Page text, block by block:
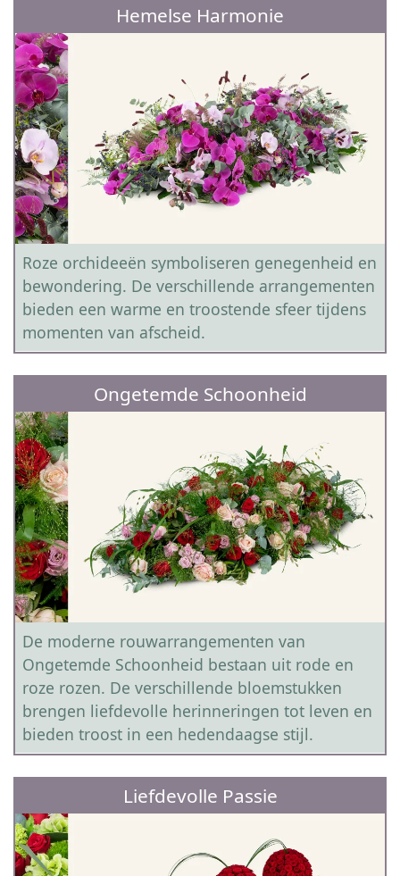
Hemelse Harmonie
Roze orchideeën symboliseren genegenheid en
bewondering. De verschillende arrangementen
bieden een warme en troostende sfeer tijdens
momenten van afscheid.
Ongetemde Schoonheid
De moderne rouwarrangementen van
Ongetemde Schoonheid bestaan uit rode en
roze rozen. De verschillende bloemstukken
brengen liefdevolle herinneringen tot leven en
bieden troost in een hedendaagse stijl.
Liefdevolle Passie